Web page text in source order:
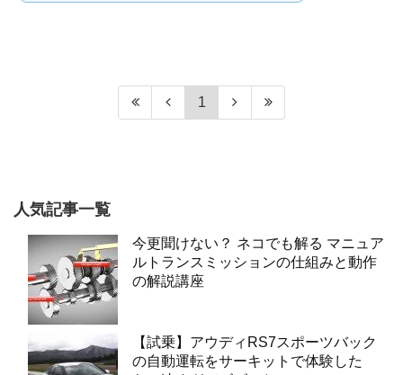
1
人気記事一覧
今更聞けない？ ネコでも解る マニュア
ルトランスミッションの仕組みと動作
の解説講座
【試乗】アウディRS7スポーツバック
の自動運転をサーキットで体験した